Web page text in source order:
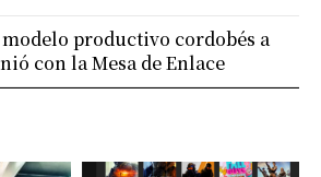
productivo cordobés a
con la Mesa de Enlace